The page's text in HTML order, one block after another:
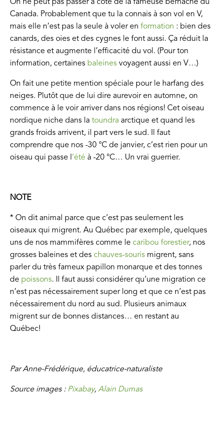
On ne peut pas passer à côté de la fameuse bernache du
Canada. Probablement que tu la connais à son vol en V,
mais elle n’est pas la seule à voler en formation : bien des
canards, des oies et des cygnes le font aussi. Ça réduit la
résistance et augmente l’efficacité du vol. (Pour ton
information, certaines baleines voyagent aussi en V…)
On fait une petite mention spéciale pour le harfang des
neiges. Plutôt que de lui dire aurevoir en automne, on
commence à le voir arriver dans nos régions! Cet oiseau
nordique niche dans la toundra arctique et quand les
grands froids arrivent, il part vers le sud. Il faut
comprendre que nos -30 °C de janvier, c’est rien pour un
oiseau qui passe l ’été à -20 °C… Un vrai guerrier.
NOTE
* On dit animal parce que c’est pas seulement les
oiseaux qui migrent. Au Québec par exemple, quelques
uns de nos mammifères comme le caribou forestier, nos
grosses baleines et des chauves-souris migrent, sans
parler du très fameux papillon monarque et des tonnes
de poissons. Il faut aussi considérer qu’une migration ce
n’est pas nécessairement super long et que ce n’est pas
nécessairement du nord au sud. Plusieurs animaux
migrent sur de bonnes distances… en restant au
Québec!
Par Anne-Frédérique, éducatrice-naturaliste
Source images : Pixabay, Alain Dumas